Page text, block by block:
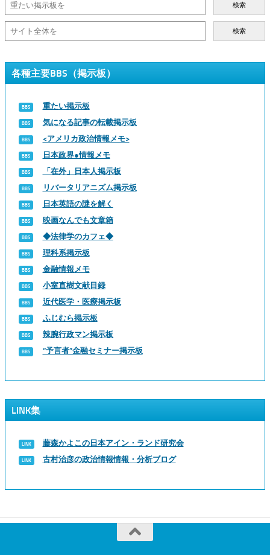
検索
検索
各種主要BBS（掲示板）
重たい掲示板
気になる記事の転載掲示板
<アメリカ政治情報メモ>
日本政界●情報メモ
「在外」日本人掲示板
リバータリアニズム掲示板
日本英語の謎を解く
映画なんでも文章箱
◆法律学のカフェ◆
理科系掲示板
金融情報メモ
小室直樹文献目録
近代医学・医療掲示板
ふじむら掲示板
辣腕行政マン掲示板
“予言者”金融セミナー掲示板
LINK集
藤森かよこの日本アイン・ランド研究会
古村治彦の政治情報情報・分析ブログ